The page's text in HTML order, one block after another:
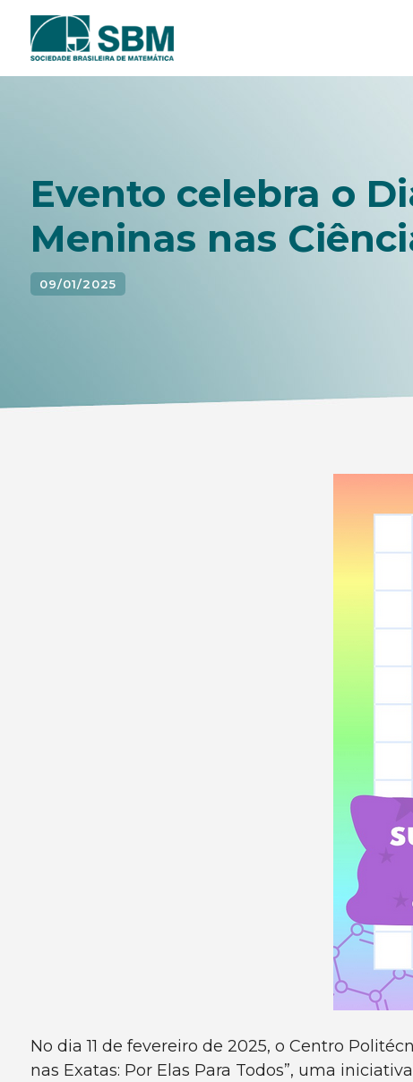
Pular
para
Evento celebra o
Meninas nas
09/01/2025
No dia 11 de fevereiro de 2025, o Centro
nas Exatas: Por Elas Para Todos”, uma